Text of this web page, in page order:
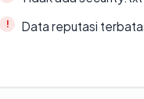
Data reputasi